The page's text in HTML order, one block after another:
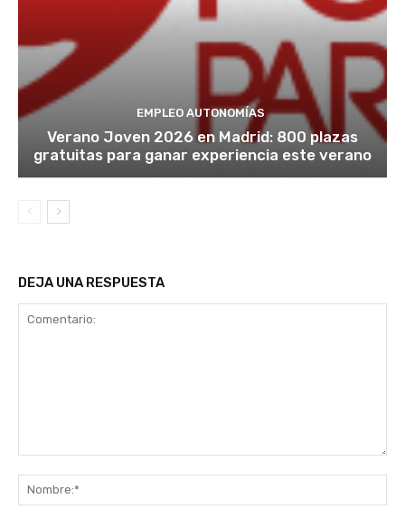
EMPLEO AUTONOMÍAS
Verano Joven 2026 en Madrid: 800 plazas
gratuitas para ganar experiencia este verano
DEJA UNA RESPUESTA